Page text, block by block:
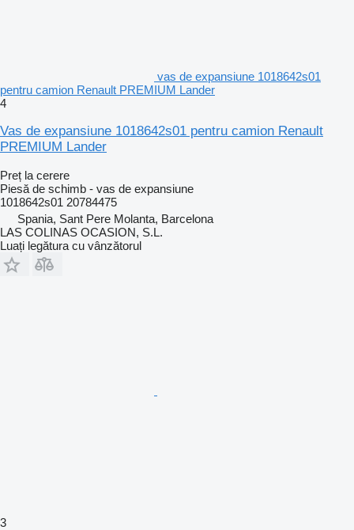
vas de expansiune 1018642s01
pentru camion Renault PREMIUM Lander
4
Vas de expansiune 1018642s01 pentru camion Renault
PREMIUM Lander
Preț la cerere
Piesă de schimb - vas de expansiune
1018642s01 20784475
Spania, Sant Pere Molanta, Barcelona
LAS COLINAS OCASION, S.L.
Luați legătura cu vânzătorul
3